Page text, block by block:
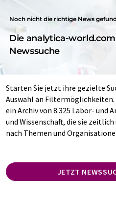
Noch nicht die richtige News
Die analytica-world.com
Newssuche
Starten Sie jetzt ihre gezielte
Auswahl an
ein Archiv von 8.325 Labor- und
und Wissenschaft, die sie
nach Themen und
JETZT